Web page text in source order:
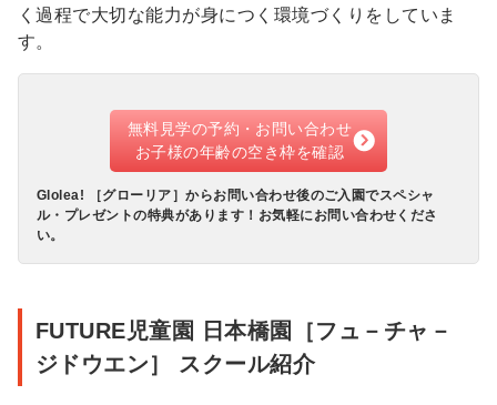
く過程で大切な能力が身につく環境づくりをしていま
す。
無料見学の予約・お問い合わせ
お子様の年齢の空き枠を確認
Glolea! ［グローリア］からお問い合わせ後のご入園でスペシャ
ル・プレゼントの特典があります！お気軽にお問い合わせくださ
い。
FUTURE児童園 日本橋園［フュ－チャ－
ジドウエン］ スクール紹介